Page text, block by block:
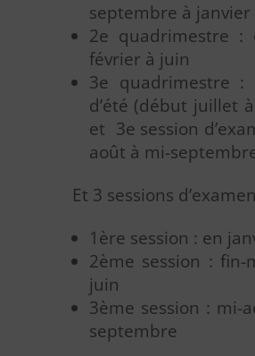
septembre à janvier
2e quadrimestre :
février à juin
3e quadrimestre :
d’été (début juillet
et 3e session
août à mi-
Et 3 sessions d’examen
1ère session : en
2ème session : fin-
juin
3ème session : mi-
septembre